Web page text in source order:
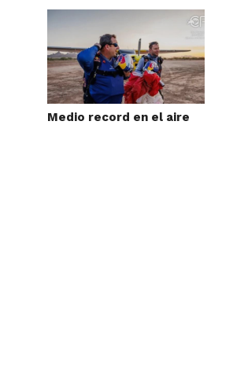
Medio record en el aire